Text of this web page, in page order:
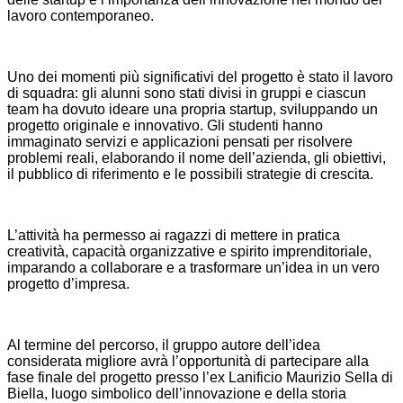
lavoro contemporaneo.
Uno dei momenti più significativi del progetto è stato il lavoro
di squadra: gli alunni sono stati divisi in gruppi e ciascun
team ha dovuto ideare una propria startup, sviluppando un
progetto originale e innovativo. Gli studenti hanno
immaginato servizi e applicazioni pensati per risolvere
problemi reali, elaborando il nome dell’azienda, gli obiettivi,
il pubblico di riferimento e le possibili strategie di crescita.
L’attività ha permesso ai ragazzi di mettere in pratica
creatività, capacità organizzative e spirito imprenditoriale,
imparando a collaborare e a trasformare un’idea in un vero
progetto d’impresa.
Al termine del percorso, il gruppo autore dell’idea
considerata migliore avrà l’opportunità di partecipare alla
fase finale del progetto presso l’ex Lanificio Maurizio Sella di
Biella, luogo simbolico dell’innovazione e della storia